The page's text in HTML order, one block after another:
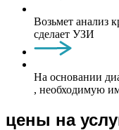
Возьмет анализ
сделает УЗИ
На основании
, необходимую
цены на